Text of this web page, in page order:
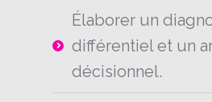
Élaborer un
différentiel et un
décisionnel.